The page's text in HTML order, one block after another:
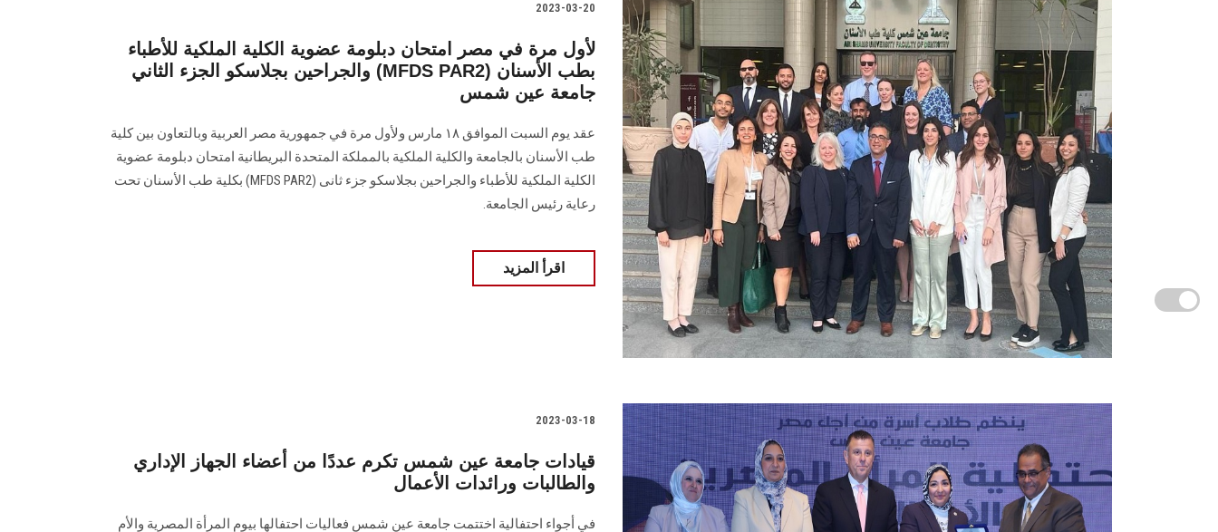
2023-03-20
لأول مرة في مصر امتحان دبلومة عضوية الكلية الملكية للأطباء
والجراحين بجلاسكو الجزء الثاني (MFDS PAR2) بطب الأسنان
جامعة عين شمس
عقد يوم السبت الموافق ١٨ مارس ولأول مرة في جمهورية مصر العربية وبالتعاون بين كلية
طب الأسنان بالجامعة والكلية الملكية بالمملكة المتحدة البريطانية امتحان دبلومة عضوية
الكلية الملكية للأطباء والجراحين بجلاسكو جزء ثانى (MFDS PAR2) بكلية طب الأسنان تحت
رعاية رئيس الجامعة.
اقرأ المزيد
2023-03-18
قيادات جامعة عين شمس تكرم عددًا من أعضاء الجهاز الإداري
والطالبات ورائدات الأعمال
في أجواء احتفالية اختتمت جامعة عين شمس فعاليات احتفالها بيوم المرأة المصرية والأم